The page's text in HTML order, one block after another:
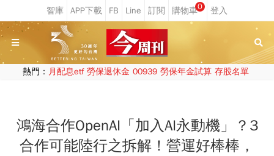
0
熱門： 月配息etf 勞保退休金 00939 勞保年金試算 存股名單
鴻海合作OpenAI「加入AI永動機」？3
合作可能陸行之拆解！營運好棒棒，